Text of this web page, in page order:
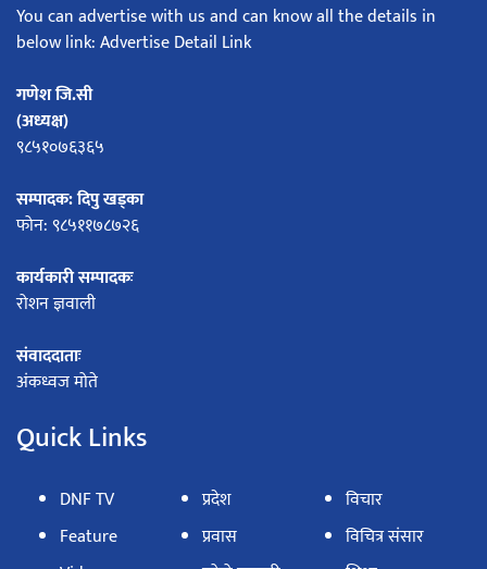
You can advertise with us and can know all the details in
below link: Advertise Detail Link
गणेश जि.सी
(अध्यक्ष)
९८५१०७६३६५
सम्पादक: दिपु खड्का
फोन: ९८५११७८७२६
कार्यकारी सम्पादकः
रोशन ज्ञवाली
संवाददाताः
अंकध्वज मोते
Quick Links
DNF TV
Feature
प्रदेश
प्रवास
विचार
विचित्र संसार